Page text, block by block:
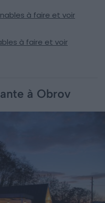
à faire et voir
à faire et voir
à Obrov